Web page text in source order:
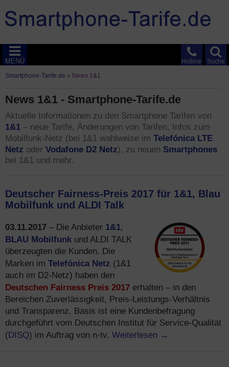
Suche
Hotline
MENÜ
Smartphone-Tarife.de » News 1&1
News 1&1 - Smartphone-Tarife.de
Aktuelle Informationen zu den Smartphone Tarifen von
1&1 – neue Tarife, Änderungen von Tarifen, Infos zum
Mobilfunk-Netz (bei 1&1 wahlweise im Telefónica LTE
Netz oder Vodafone D2 Netz), zu neuen Smartphones
bei 1&1 und mehr.
Deutscher Fairness-Preis 2017 für 1&1, Blau
Mobilfunk und ALDI Talk
03.11.2017 – Die Anbieter 1&1,
BLAU Mobilfunk und ALDI TALK
überzeugten die Kunden. Die
Marken im Telefónica Netz (1&1
auch im D2-Netz) haben den
Deutschen Fairness Preis 2017 erhalten – in den
Bereichen Zuverlässigkeit, Preis-Leistungs-Verhältnis
und Transparenz. Basis ist eine Kundenbefragung
durchgeführt vom Deutschen Institut für Service-Qualität
(DISQ) im Auftrag von n-tv. Weiterlesen →